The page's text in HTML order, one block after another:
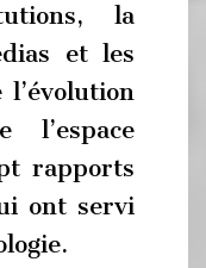
la
et les
rapports
ont servi